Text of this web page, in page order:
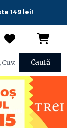
149 lei!
Caută